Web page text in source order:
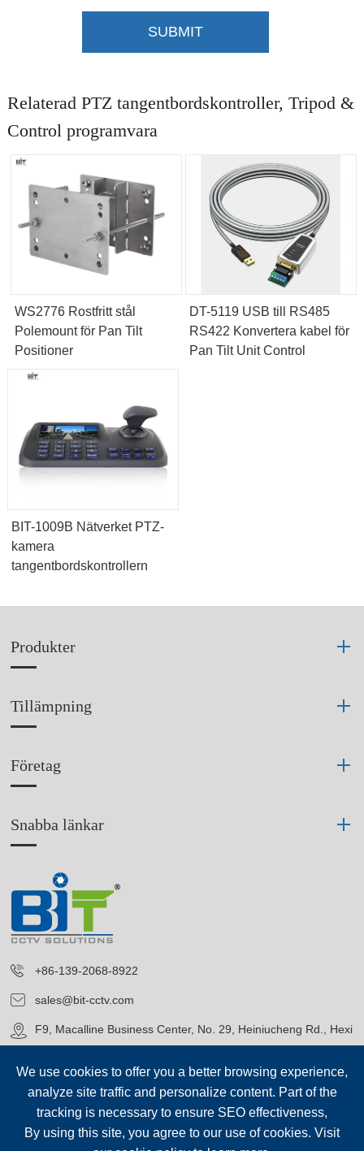
SUBMIT
Relaterad PTZ tangentbordskontroller, Tripod &
Control programvara
WS2776 Rostfritt stål
Polemount för Pan Tilt
Positioner
DT-5119 USB till RS485
RS422 Konvertera kabel för
Pan Tilt Unit Control
BIT-1009B Nätverket PTZ-
kamera
tangentbordskontrollern
Produkter
Tillämpning
Företag
Snabba länkar
+86-139-2068-8922
sales@bit-cctv.com
F9, Macalline Business Center, No. 29, Heiniucheng Rd., Hexi
We use cookies to offer you a better browsing experience,
analyze site traffic and personalize content. Part of the
tracking is necessary to ensure SEO effectiveness,
By using this site, you agree to our use of cookies. Visit